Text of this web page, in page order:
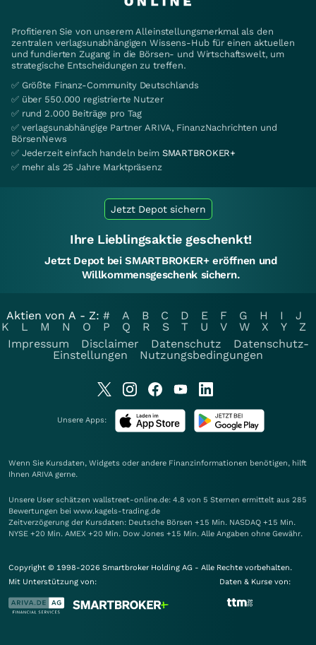
Profitieren Sie von unserem Alleinstellungsmerkmal als den
zentralen verlagsunabhängigen Wissens-Hub für einen aktuellen
und fundierten Zugang in die Börsen- und Wirtschaftswelt, um
strategische Entscheidungen zu treffen.
✅ Größte Finanz-Community Deutschlands
✅ über 550.000 registrierte Nutzer
✅ rund 2.000 Beiträge pro Tag
✅ verlagsunabhängige Partner ARIVA, FinanzNachrichten und
BörsenNews
✅ Jederzeit einfach handeln beim SMARTBROKER+
✅ mehr als 25 Jahre Marktpräsenz
Jetzt Depot sichern
Ihre Lieblingsaktie geschenkt!
Jetzt Depot bei SMARTBROKER+ eröffnen und
Willkommensgeschenk sichern.
Aktien von A - Z: # A B C D E F G H I
J
K
L M N O P Q R S T U V W X Y
Z
Impressum
Disclaimer Datenschutz
Datenschutz-
Einstellungen
Nutzungsbedingungen
Unsere Apps:
Wenn Sie Kursdaten, Widgets oder andere Finanzinformationen benötigen, hilft
Ihnen ARIVA gerne.
Unsere User schätzen wallstreet-online.de: 4.8 von 5 Sternen ermittelt aus 285
Bewertungen bei www.kagels-trading.de
Zeitverzögerung der Kursdaten: Deutsche Börsen +15 Min. NASDAQ +15 Min.
NYSE +20 Min. AMEX +20 Min. Dow Jones +15 Min. Alle Angaben ohne Gewähr.
Copyright © 1998-2026 Smartbroker Holding AG - Alle Rechte vorbehalten.
Mit Unterstützung von:
Daten & Kurse von: